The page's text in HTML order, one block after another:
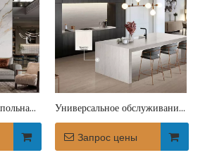
Универсальное обслуживание
декоративной мебели из
спеченного камня для
Запрос цены